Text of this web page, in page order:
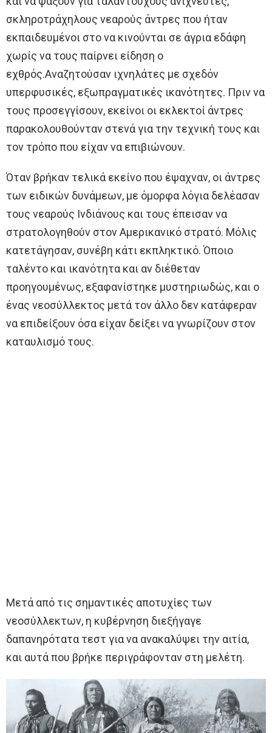
σκληροτράχηλους νεαρούς άντρες που ήταν
εκπαιδευμένοι στο να κινούνται σε άγρια εδάφη
χωρίς να τους παίρνει είδηση ο
εχθρός.Αναζητούσαν ιχνηλάτες με σχεδόν
υπερφυσικές, εξωπραγματικές ικανότητες. Πριν να
τους προσεγγίσουν, εκείνοι οι εκλεκτοί άντρες
παρακολουθούνταν στενά για την τεχνική τους και
τον τρόπο που είχαν να επιβιώνουν.
Όταν βρήκαν τελικά εκείνο που έψαχναν, οι άντρες
των ειδικών δυνάμεων, με όμορφα λόγια δελέασαν
τους νεαρούς Ινδιάνους και τους έπεισαν να
στρατολογηθούν στον Αμερικανικό στρατό. Μόλις
κατετάγησαν, συνέβη κάτι εκπληκτικό. Όποιο
ταλέντο και ικανότητα και αν διέθεταν
προηγουμένως, εξαφανίστηκε μυστηριωδώς, και ο
ένας νεοσύλλεκτος μετά τον άλλο δεν κατάφεραν
να επιδείξουν όσα είχαν δείξει να γνωρίζουν στον
καταυλισμό τους.
Μετά από τις σημαντικές αποτυχίες των
νεοσύλλεκτων, η κυβέρνηση διεξήγαγε
δαπανηρότατα τεστ για να ανακαλύψει την αιτία,
και αυτά που βρήκε περιγράφονταν στη μελέτη.